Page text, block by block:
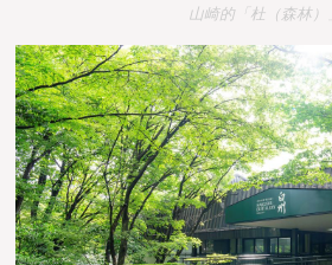
山崎的「杜（森林）」